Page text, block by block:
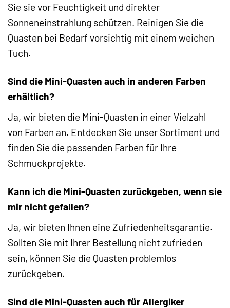
Sie sie vor Feuchtigkeit und direkter
Sonneneinstrahlung schützen. Reinigen Sie die
Quasten bei Bedarf vorsichtig mit einem weichen
Tuch.
Sind die Mini-Quasten auch in anderen Farben
erhältlich?
Ja, wir bieten die Mini-Quasten in einer Vielzahl
von Farben an. Entdecken Sie unser Sortiment und
finden Sie die passenden Farben für Ihre
Schmuckprojekte.
Kann ich die Mini-Quasten zurückgeben, wenn sie
mir nicht gefallen?
Ja, wir bieten Ihnen eine Zufriedenheitsgarantie.
Sollten Sie mit Ihrer Bestellung nicht zufrieden
sein, können Sie die Quasten problemlos
zurückgeben.
Sind die Mini-Quasten auch für Allergiker